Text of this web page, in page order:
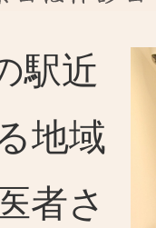
駅近
地域
者さ